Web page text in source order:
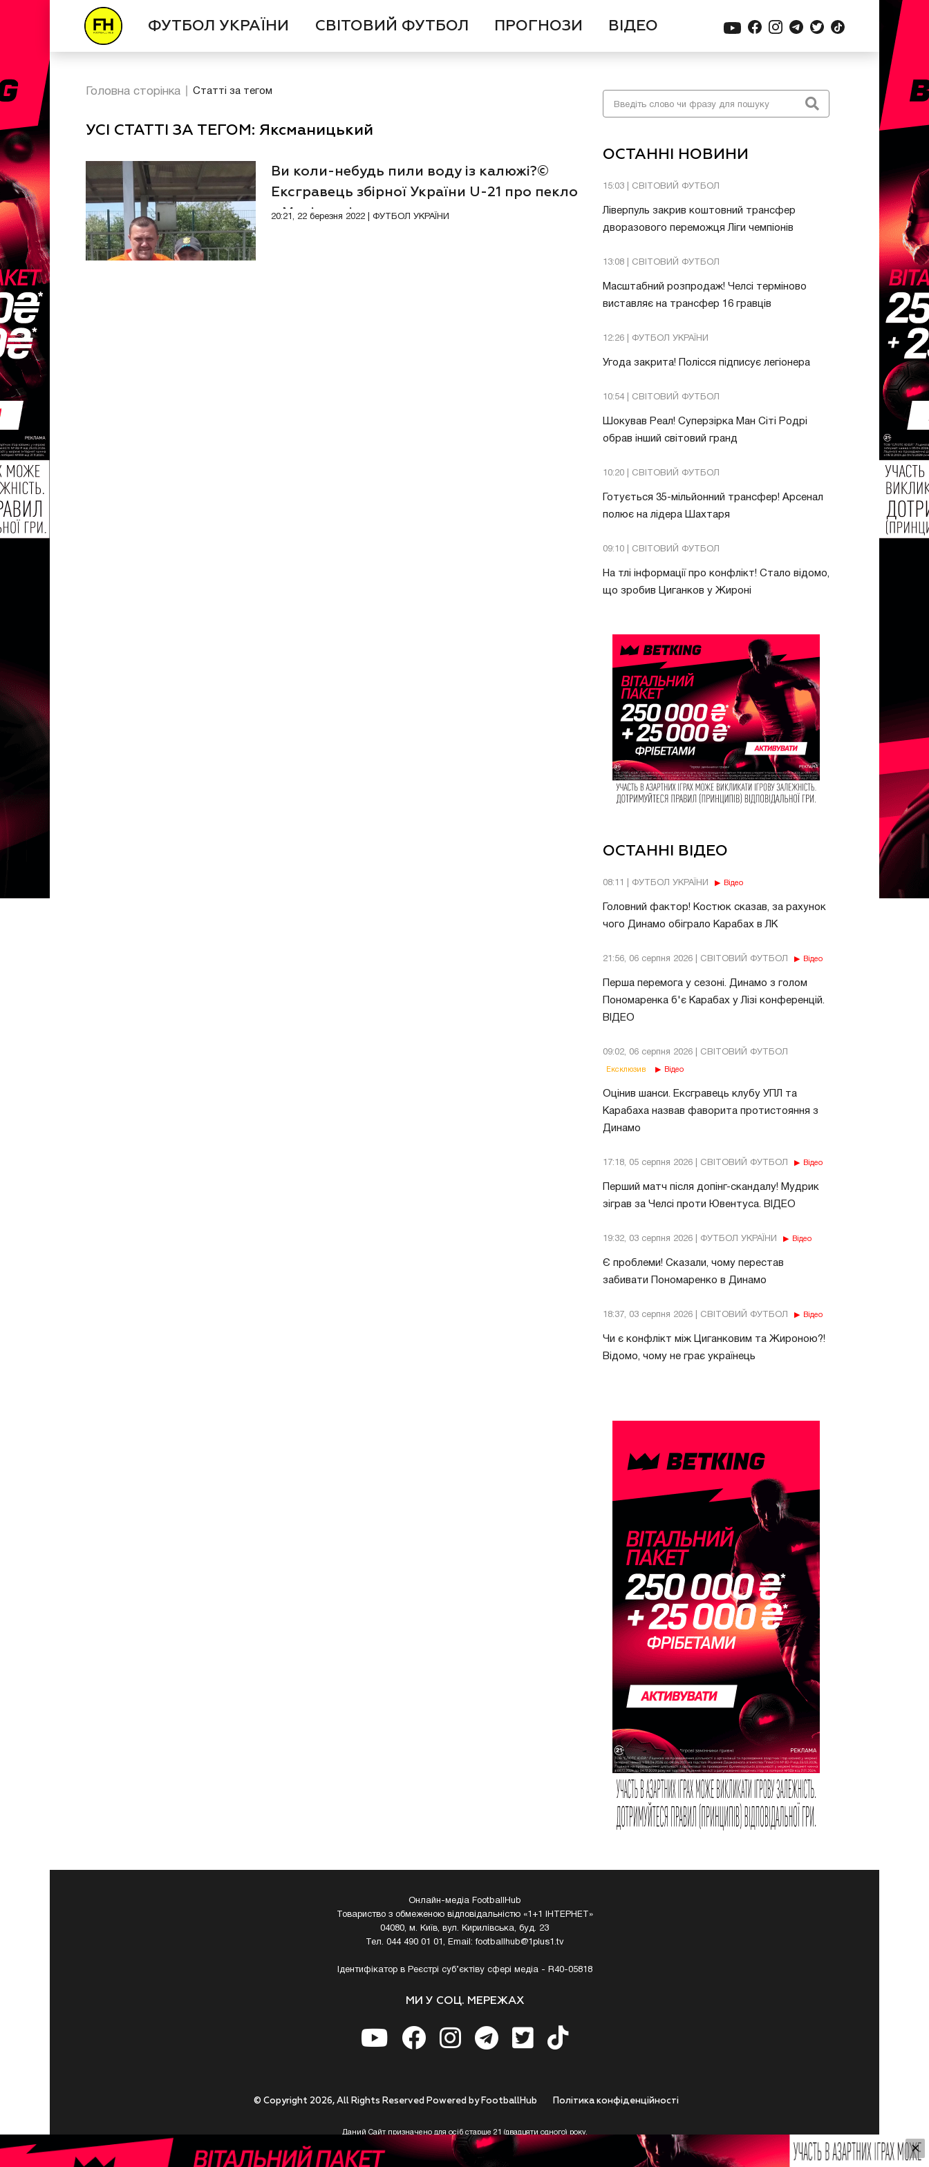
ФУТБОЛ УКРАЇНИ СВІТОВИЙ ФУТБОЛ ПРОГНОЗИ ВІДЕО
ОСТАННІ НОВИНИ
15:03 | СВІТОВИЙ ФУТБОЛ
Ліверпуль закрив коштовний трансфер
дворазового переможця Ліги чемпіонів
13:08 | СВІТОВИЙ ФУТБОЛ
Масштабний розпродаж! Челсі терміново
виставляє на трансфер 16 гравців
12:26 | ФУТБОЛ УКРАЇНИ
Угода закрита! Полісся підписує легіонера
10:54 | СВІТОВИЙ ФУТБОЛ
Шокував Реал! Суперзірка Ман Сіті Родрі
обрав інший світовий гранд
10:20 | СВІТОВИЙ ФУТБОЛ
Готується 35-мільйонний трансфер! Арсенал
полює на лідера Шахтаря
09:10 | СВІТОВИЙ ФУТБОЛ
На тлі інформації про конфлікт! Стало відомо,
що зробив Циганков у Жироні
ОСТАННІ ВІДЕО
08:11 | ФУТБОЛ УКРАЇНИ Відео
Головний фактор! Костюк сказав, за рахунок
чого Динамо обіграло Карабах в ЛК
21:56, 06 серпня 2026 | СВІТОВИЙ ФУТБОЛ Відео
Перша перемога у сезоні. Динамо з голом
Пономаренка б'є Карабах у Лізі конференцій.
ВІДЕО
09:02, 06 серпня 2026 | СВІТОВИЙ ФУТБОЛ
Ексклюзив Відео
Оцінив шанси. Ексгравець клубу УПЛ та
Карабаха назвав фаворита протистояння з
Динамо
17:18, 05 серпня 2026 | СВІТОВИЙ ФУТБОЛ Відео
Перший матч після допінг-скандалу! Мудрик
зіграв за Челсі проти Ювентуса. ВІДЕО
19:32, 03 серпня 2026 | ФУТБОЛ УКРАЇНИ Відео
Є проблеми! Сказали, чому перестав
забивати Пономаренко в Динамо
18:37, 03 серпня 2026 | СВІТОВИЙ ФУТБОЛ Відео
Чи є конфлікт між Циганковим та Жироною?!
Відомо, чому не грає українець
Головна сторінка Статті за тегом
УСІ СТАТТІ ЗА ТЕГОМ: Яксманицький
Ви коли-небудь пили воду із калюжі?©
Ексгравець збірної України U-21 про пекло
у Маріуполі
20:21, 22 березня 2022 | ФУТБОЛ УКРАЇНИ
Онлайн-медіа FootballHub
Товариство з обмеженою відповідальністю «1+1 ІНТЕРНЕТ»
04080, м. Київ, вул. Кирилівська, буд. 23
Тел. 044 490 01 01, Email:footballhub@1plus1.tv
Ідентифікатор в Реєстрі суб’єктіву сфері медіа - R40-05818
МИ У СОЦ. МЕРЕЖАХ
Полiтика конфiденцiйностi
© Copyright 2026, All Rights Reserved Powered by FootballHub
Даний Сайт призначено для осіб старше 21 (двадцяти одного) року.
Приступаючи до використання https://footballhub.ua, Користувач цим підтверджує, що досяг 21-річного віку.
У разі , якщо Ви (Користувач) не досягли 21-річного віку - не розпочинайте або припиніть користування Сайтом.
×